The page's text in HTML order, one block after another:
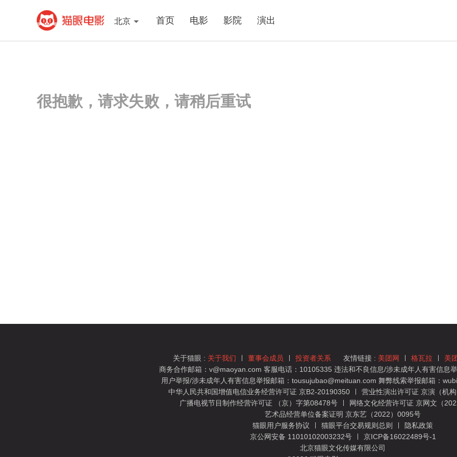
北京 首页 电影 影院 演出
很抱歉，请求失败，请稍后重试
关于猫眼 : 关于我们 董事会成员 投资者关系 友情链接 : 美团网 格瓦拉 美
商务合作邮箱：v@maoyan.com 客服电话：10105335 违法和不良信息/涉未成年人有害信息
用户举报/涉未成年人有害信息举报邮箱：tousujubao@meituan.com 舞弊线索举报邮箱：
中华人民共和国增值电信业务经营许可证 京B2-20190350
营业性演出许可证 京演（机
广播电视节目制作经营许可证 （京）字第08478号
网络文化经营许可证 京网文（
艺术品经营单位备案证明 京东艺（2022）0095号
猫眼用户服务协议
猫眼平台交易规则总则
隐私政策
京公网安备 11010102003232号
京ICP备16022489号-1
北京猫眼文化传媒有限公司